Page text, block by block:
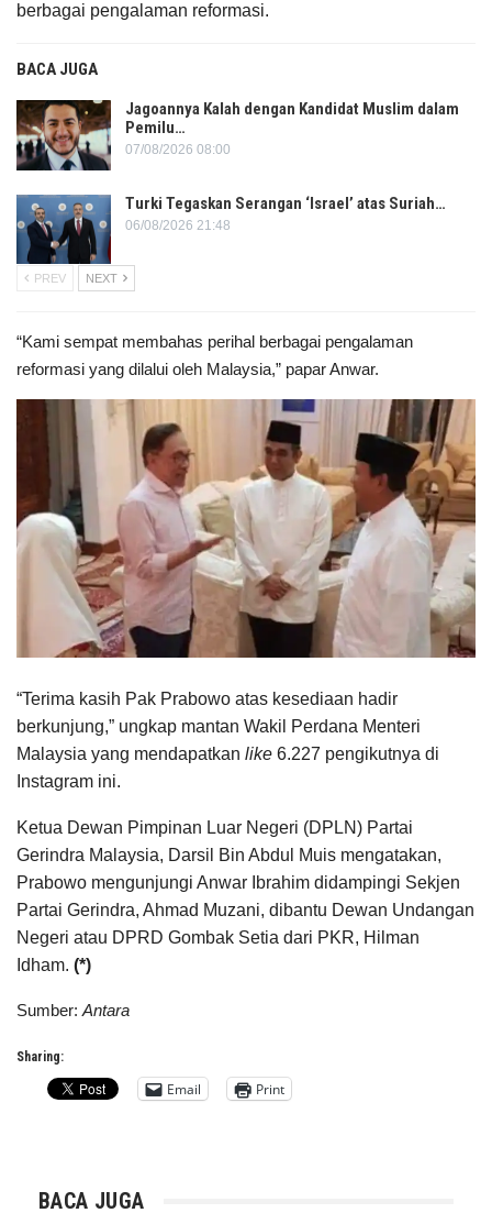
berbagai pengalaman reformasi.
BACA JUGA
Jagoannya Kalah dengan Kandidat Muslim dalam
Pemilu…
07/08/2026 08:00
Turki Tegaskan Serangan ‘Israel’ atas Suriah…
06/08/2026 21:48
PREV NEXT
“Kami sempat membahas perihal berbagai pengalaman
reformasi yang dilalui oleh Malaysia,” papar Anwar.
“Terima kasih Pak Prabowo atas kesediaan hadir
berkunjung,” ungkap mantan Wakil Perdana Menteri
Malaysia yang mendapatkan like 6.227 pengikutnya di
Instagram ini.
Ketua Dewan Pimpinan Luar Negeri (DPLN) Partai
Gerindra Malaysia, Darsil Bin Abdul Muis mengatakan,
Prabowo mengunjungi Anwar Ibrahim didampingi Sekjen
Partai Gerindra, Ahmad Muzani, dibantu Dewan Undangan
Negeri atau DPRD Gombak Setia dari PKR, Hilman
Idham. (*)
Sumber: Antara
Sharing:
Email Print
BACA JUGA